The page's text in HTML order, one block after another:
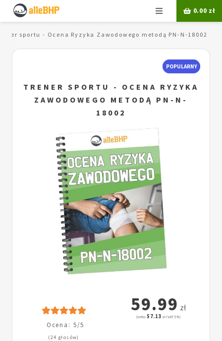
Menu 0.00 zł
sportu - Ocena Ryzyka Zawodowego metodą PN-N-18002
POPULARNY
TRENER SPORTU - OCENA RYZYKA
ZAWODOWEGO METODĄ PN-N-
18002
Ocena: 5/5
(24 głosów)
59.99 zł
(netto:57.13 zł + VAT: 5%)